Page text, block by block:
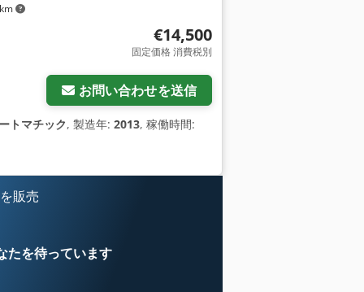
€14,500
固定価格 消費税別
お問い合わせを送信
トマチック, 製造年: 2013, 稼働時間:
販売
たを待っています